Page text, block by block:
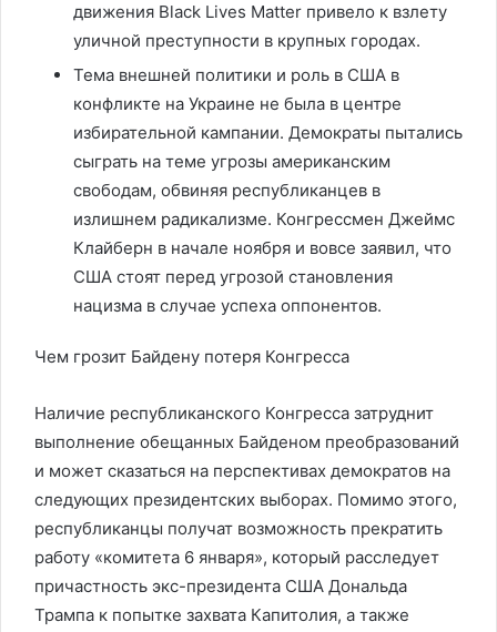
движения Black Lives Matter привело к взлету
уличной преступности в крупных городах.
Тема внешней политики и роль в США в
конфликте на Украине не была в центре
избирательной кампании. Демократы пытались
сыграть на теме угрозы американским
свободам, обвиняя республиканцев в
излишнем радикализме. Конгрессмен Джеймс
Клайберн в начале ноября и вовсе заявил, что
США стоят перед угрозой становления
нацизма в случае успеха оппонентов.
Чем грозит Байдену потеря Конгресса
Наличие республиканского Конгресса затруднит
выполнение обещанных Байденом преобразований
и может сказаться на перспективах демократов на
следующих президентских выборах. Помимо этого,
республиканцы получат возможность прекратить
работу «комитета 6 января», который расследует
причастность экс-президента США Дональда
Трампа к попытке захвата Капитолия, а также